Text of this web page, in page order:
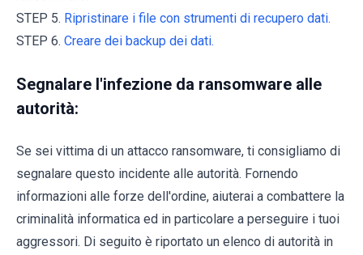
STEP 5. Ripristinare i file con strumenti di recupero dati.
STEP 6. Creare dei backup dei dati.
Segnalare l'infezione da ransomware alle
autorità:
Se sei vittima di un attacco ransomware, ti consigliamo di
segnalare questo incidente alle autorità. Fornendo
informazioni alle forze dell'ordine, aiuterai a combattere la
criminalità informatica ed in particolare a perseguire i tuoi
aggressori. Di seguito è riportato un elenco di autorità in